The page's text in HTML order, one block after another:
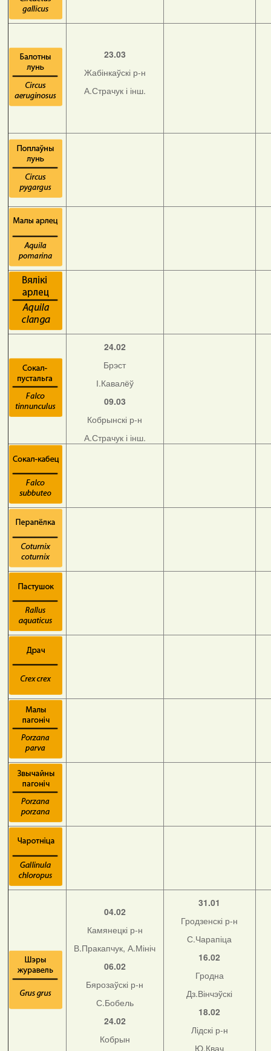
23.03
Жабінкаўскі р-н
А.Страчук і інш.
24.02
Брэст
І.Кавалёў
09.03
Кобрынскі р-н
А.Страчук і інш.
04.02
Камянецкі р-н
В.Пракапчук, А.Мініч
06.02
Бярозаўскі р-н
С.Бобель
24.02
Кобрын
31.01
Гродзенскі р-н
С.Чарапіца
16.02
Гродна
Дз.Вінчэўскі
18.02
Лідскі р-н
Ю.Квач